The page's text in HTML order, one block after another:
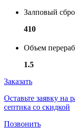
Залповый
410
Объем
1.5
Заказать
Оставьте заявку на
септика со скидкой
Позвонить